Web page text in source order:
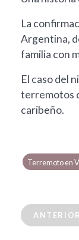
La
Argentina,
familia con
El caso del
terremotos
caribeño.
Terremoto en
ANTERIOR